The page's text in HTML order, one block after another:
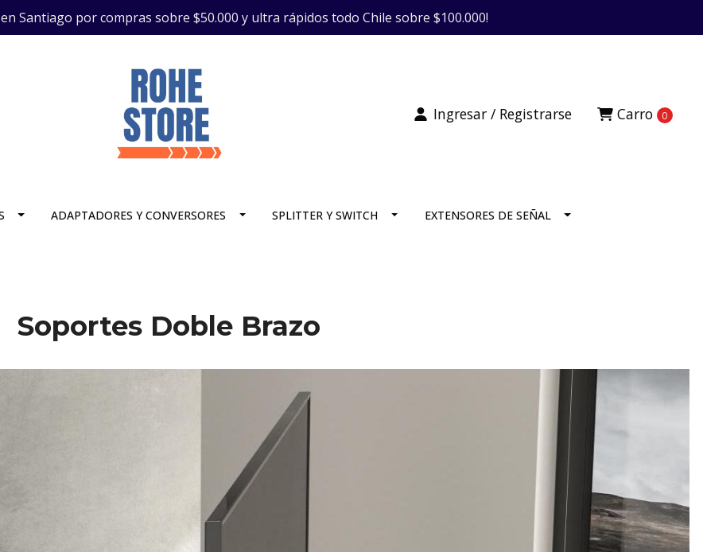
Santiago por compras sobre $50.000 y ultra rápidos todo Chile sobre $100.000!
Carro 0
Ingresar / Registrarse
ADAPTADORES Y CONVERSORES SPLITTER Y SWITCH EXTENSORES DE SEÑAL
Soportes Doble Brazo